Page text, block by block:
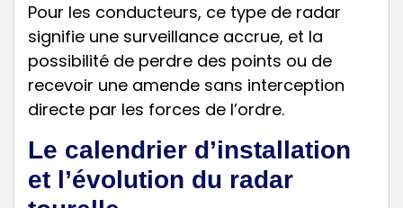
Pour les conducteurs, ce type de radar
signifie une surveillance accrue, et la
possibilité de perdre des points ou de
recevoir une amende sans interception
directe par les forces de l’ordre.
Le calendrier d’installation
et l’évolution du radar